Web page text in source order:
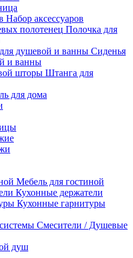
Набор аксессуаров
Полочка для
Сиденья
и ванны
Штанга для
для дома
Мебель для гостиной
Кухонные держатели
Кухонные гарнитуры
Смесители / Душевые
душ